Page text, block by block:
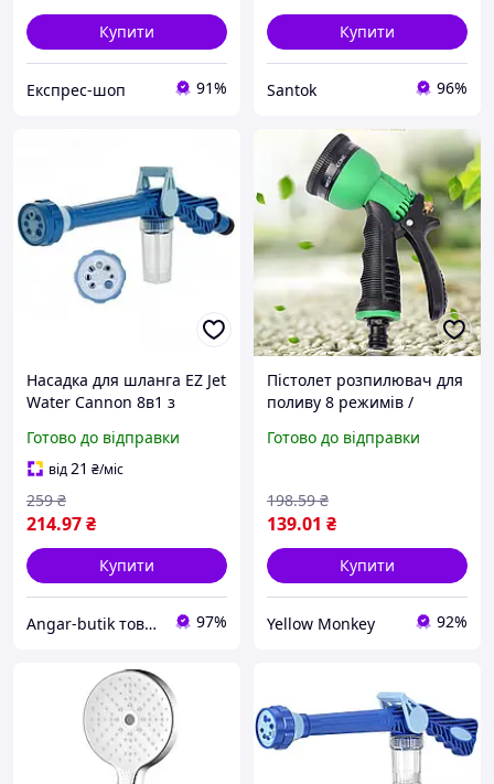
Купити
Експрес-шоп 91%
Купити
Santok 96%
Насадка для шланга EZ Jet
Water Cannon 8в1 з
резервуаром і 8
режимами
Готово до відправки
від21 ₴/міс
214.97₴
259 ₴
Купити
Angar-butik товари для дому та побуту 97%
Пістолет розпилювач для
поливу 8 режимів /
Розпилювач садовий /
шланг
Готово до відправки
139.01 ₴
198.59 ₴
Купити
Yellow Monkey 92%